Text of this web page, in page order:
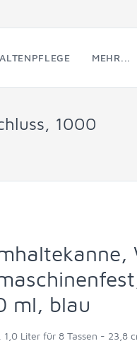
ALTENPFLEGE MEHR...
1000
ml, blau
1,0 Liter für 8 Tassen - 23,8